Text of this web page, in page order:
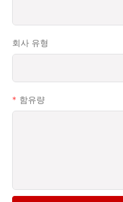
회사 유형
함유량